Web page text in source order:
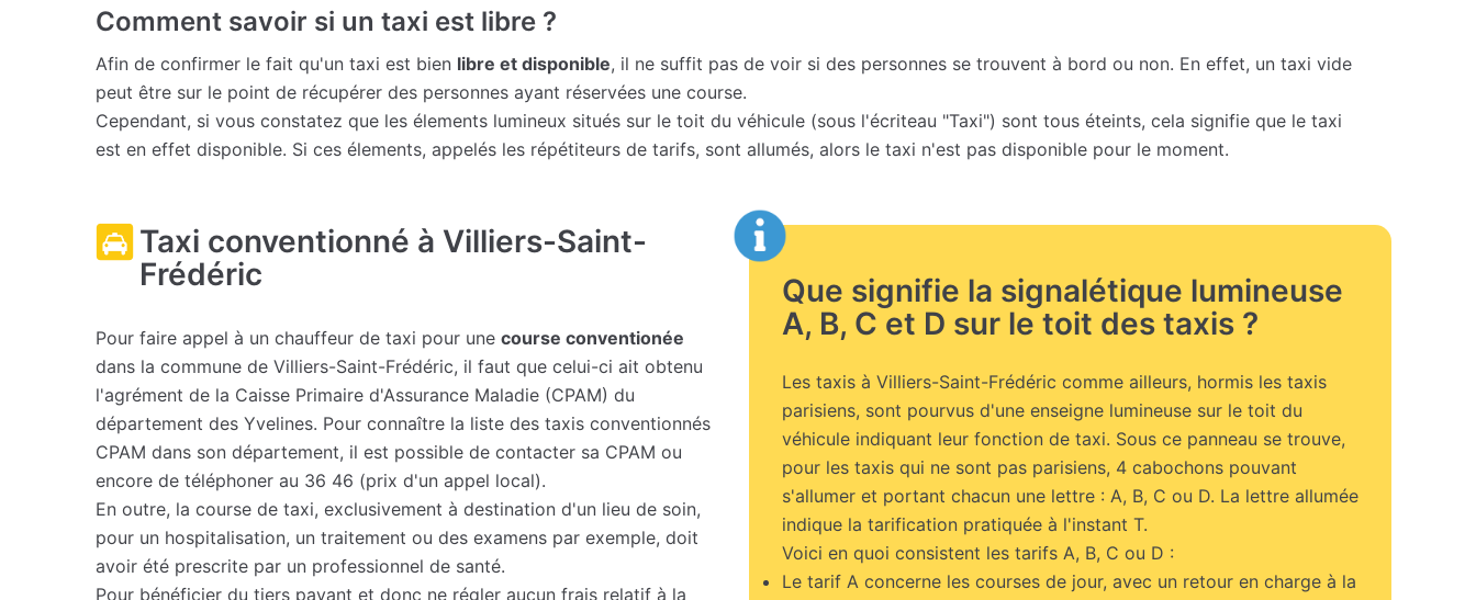
Comment savoir si un taxi est libre ?
Afin de confirmer le fait qu'un taxi est bien libre et disponible, il ne suffit pas de voir si des personnes se trouvent à bord ou non. En effet, un taxi vide
peut être sur le point de récupérer des personnes ayant réservées une course.
Cependant, si vous constatez que les élements lumineux situés sur le toit du véhicule (sous l'écriteau "Taxi") sont tous éteints, cela signifie que le taxi
est en effet disponible. Si ces élements, appelés les répétiteurs de tarifs, sont allumés, alors le taxi n'est pas disponible pour le moment.
Taxi conventionné à Villiers-Saint-
Frédéric
Pour faire appel à un chauffeur de taxi pour une course conventionée
dans la commune de Villiers-Saint-Frédéric, il faut que celui-ci ait obtenu
l'agrément de la Caisse Primaire d'Assurance Maladie (CPAM) du
département des Yvelines. Pour connaître la liste des taxis conventionnés
CPAM dans son département, il est possible de contacter sa CPAM ou
encore de téléphoner au 36 46 (prix d'un appel local).
En outre, la course de taxi, exclusivement à destination d'un lieu de soin,
pour un hospitalisation, un traitement ou des examens par exemple, doit
avoir été prescrite par un professionnel de santé.
Pour bénéficier du tiers payant et donc ne régler aucun frais relatif à la
Que signifie la signalétique lumineuse
A, B, C et D sur le toit des taxis ?
Les taxis à Villiers-Saint-Frédéric comme ailleurs, hormis les taxis
parisiens, sont pourvus d'une enseigne lumineuse sur le toit du
véhicule indiquant leur fonction de taxi. Sous ce panneau se trouve,
pour les taxis qui ne sont pas parisiens, 4 cabochons pouvant
s'allumer et portant chacun une lettre : A, B, C ou D. La lettre allumée
indique la tarification pratiquée à l'instant T.
Voici en quoi consistent les tarifs A, B, C ou D :
Le tarif A concerne les courses de jour, avec un retour en charge à la